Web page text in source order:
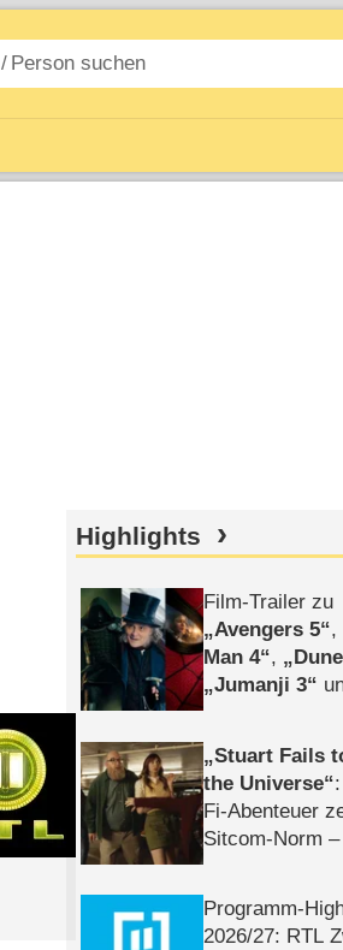
Highlights
Film-Trailer zu
Avengers 5 ,
Man 4 ,
Jumanji 3
Stuart Fails
the Universe
Fi-Abenteuer
Sitcom-Norm
Programm-
2026/​27: RTL